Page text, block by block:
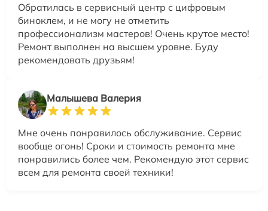
Обратилась в сервисный центр с цифровым
биноклем, и не могу не отметить
профессионализм мастеров! Очень крутое место!
Ремонт выполнен на высшем уровне. Буду
рекомендовать друзьям!
Малышева Валерия
Мне очень понравилось обслуживание. Сервис
вообще огонь! Сроки и стоимость ремонта мне
понравились более чем. Рекомендую этот сервис
всем для ремонта своей техники!